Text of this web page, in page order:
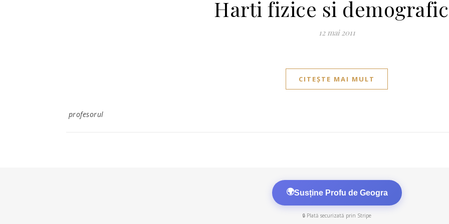
Harti fizice si
12 mai 2011
CITEȘTE MAI MULT
profesorul
🌍Susține Profu de Geogra
🔒 Plată securizată prin Stripe